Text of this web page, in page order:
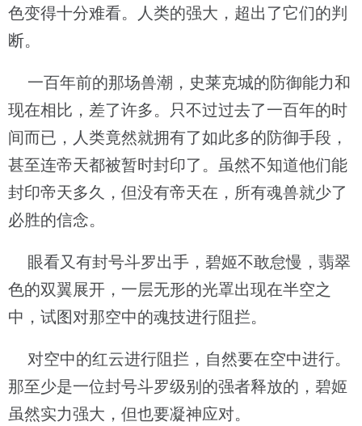
色变得十分难看。人类的强大，超出了它们的判
断。
一百年前的那场兽潮，史莱克城的防御能力和
现在相比，差了许多。只不过过去了一百年的时
间而已，人类竟然就拥有了如此多的防御手段，
甚至连帝天都被暂时封印了。虽然不知道他们能
封印帝天多久，但没有帝天在，所有魂兽就少了
必胜的信念。
眼看又有封号斗罗出手，碧姬不敢怠慢，翡翠
色的双翼展开，一层无形的光罩出现在半空之
中，试图对那空中的魂技进行阻拦。
对空中的红云进行阻拦，自然要在空中进行。
那至少是一位封号斗罗级别的强者释放的，碧姬
虽然实力强大，但也要凝神应对。